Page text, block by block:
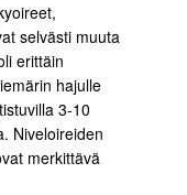
selvästi muuta
erittäin
hajulle
3-10
Niveloireiden
merkittävä